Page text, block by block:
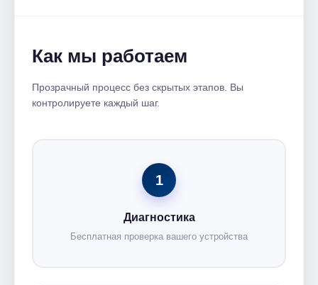
Как мы работаем
Прозрачный процесс без скрытых этапов. Вы
контролируете каждый шаг.
1
Диагностика
Бесплатная проверка вашего устройства